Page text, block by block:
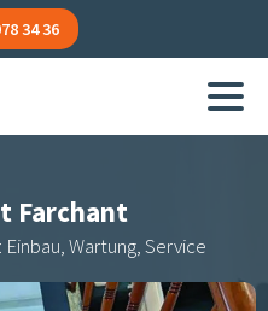
34 36
Farchant
Wartung, Service